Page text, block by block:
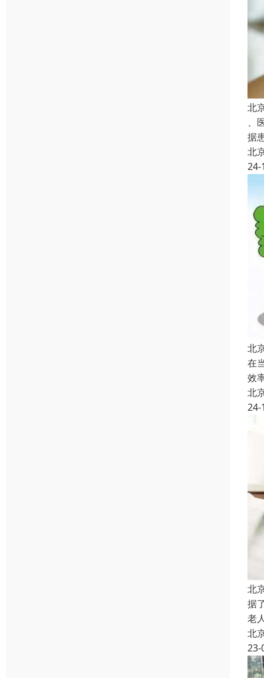
北
、
据
北
24-
北
在
效
北
24-
北
据
老
北
23-